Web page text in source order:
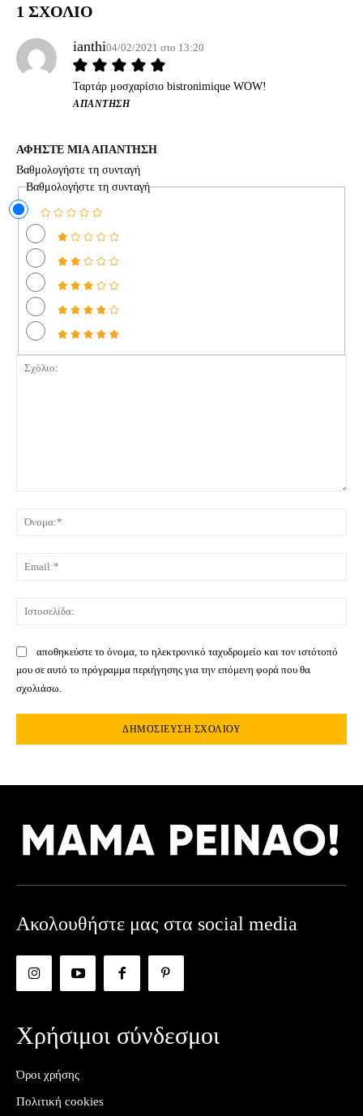
1 ΣΧΟΛΙΟ
ianthi04/02/2021 στο 13:20
Ταρτάρ μοσχαρίσιο bistronimique WOW!
ΑΠΆΝΤΗΣΗ
ΑΦΗΣΤΕ ΜΙΑ ΑΠΑΝΤΗΣΗ
Βαθμολογήστε τη συνταγή
Βαθμολογήστε τη συνταγή
αποθηκεύστε το όνομα, το ηλεκτρονικό ταχυδρομείο και τον ιστότοπό
μου σε αυτό το πρόγραμμα περιήγησης για την επόμενη φορά που θα
σχολιάσω.
Ακολουθήστε μας στα social media
Χρήσιμοι σύνδεσμοι
Όροι χρήσης
Πολιτική cookies